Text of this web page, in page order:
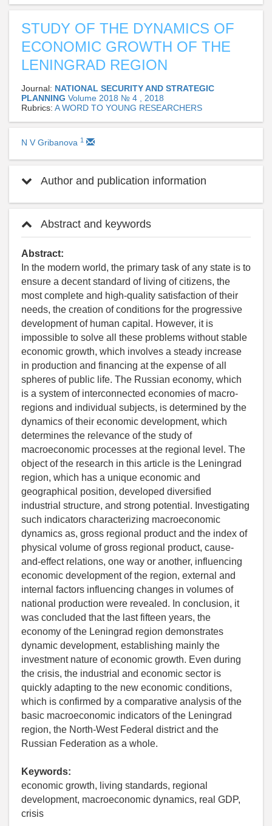
STUDY OF THE DYNAMICS OF
ECONOMIC GROWTH OF THE
LENINGRAD REGION
Journal: NATIONAL SECURITY AND STRATEGIC
PLANNING Volume 2018 № 4 , 2018
Rubrics: A WORD TO YOUNG RESEARCHERS
N V Gribanova 1
Author and publication information
Abstract and keywords
Abstract:
In the modern world, the primary task of any state is to
ensure a decent standard of living of citizens, the
most complete and high-quality satisfaction of their
needs, the creation of conditions for the progressive
development of human capital. However, it is
impossible to solve all these problems without stable
economic growth, which involves a steady increase
in production and financing at the expense of all
spheres of public life. The Russian economy, which
is a system of interconnected economies of macro-
regions and individual subjects, is determined by the
dynamics of their economic development, which
determines the relevance of the study of
macroeconomic processes at the regional level. The
object of the research in this article is the Leningrad
region, which has a unique economic and
geographical position, developed diversified
industrial structure, and strong potential. Investigating
such indicators characterizing macroeconomic
dynamics as, gross regional product and the index of
physical volume of gross regional product, cause-
and-effect relations, one way or another, influencing
economic development of the region, external and
internal factors influencing changes in volumes of
national production were revealed. In conclusion, it
was concluded that the last fifteen years, the
economy of the Leningrad region demonstrates
dynamic development, establishing mainly the
investment nature of economic growth. Even during
the crisis, the industrial and economic sector is
quickly adapting to the new economic conditions,
which is confirmed by a comparative analysis of the
basic macroeconomic indicators of the Leningrad
region, the North-West Federal district and the
Russian Federation as a whole.
Keywords:
economic growth, living standards, regional
development, macroeconomic dynamics, real GDP,
crisis